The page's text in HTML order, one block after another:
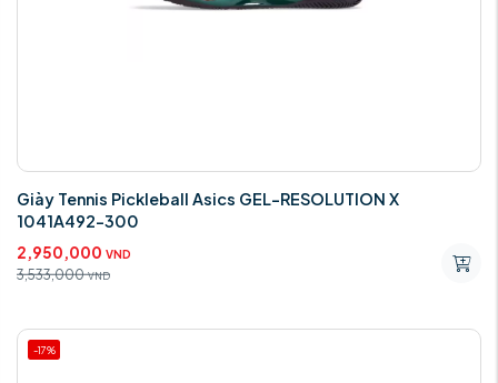
Giày Tennis Pickleball Asics GEL-RESOLUTION X
1041A492-300
2,950,000 VND
3,533,000 VND
-17%